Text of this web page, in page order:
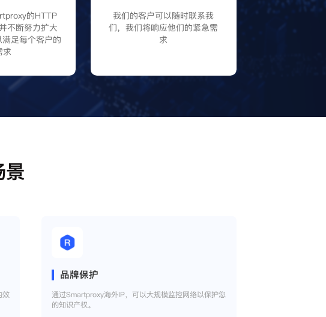
的HTTP
不断努力扩大
足每个客户的
求
我们的客户可以随时联系我
们，我们将响应他们的紧急需
求
景
效
品牌保护
通过Smartproxy海外IP，可以大规模监控网络以保护您
的知识产权。